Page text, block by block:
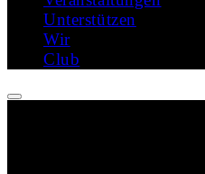
Unterstützen
Wir
Club